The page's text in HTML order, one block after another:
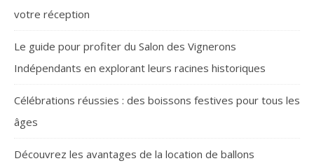
votre réception
Le guide pour profiter du Salon des Vignerons
Indépendants en explorant leurs racines historiques
Célébrations réussies : des boissons festives pour tous les
âges
Découvrez les avantages de la location de ballons